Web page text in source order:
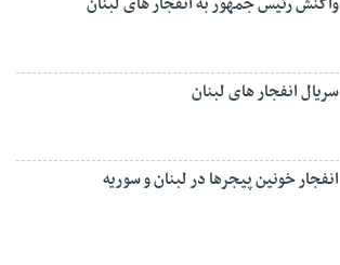
سریال انفجار های لبنان
انفجار خونین پیجرها در لبنان و سوریه